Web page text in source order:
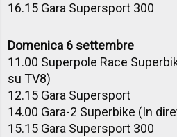
16.15 Gara Supersport 300
Domenica 6 settembre
11.00 Superpole Race
su TV8)
12.15 Gara Supersport
14.00 Gara-2 Superbike (In
15.15 Gara Supersport 300